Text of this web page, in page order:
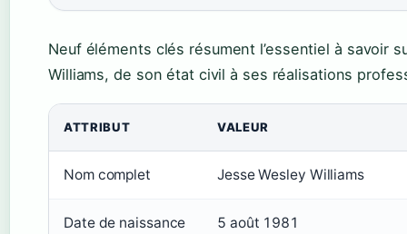
Neuf éléments clés résument l’essentiel à savoir
Williams, de son état civil à ses réalisations
ATTRIBUT VALEUR
Nom complet Jesse Wesley Williams
Date de naissance 5 août 1981